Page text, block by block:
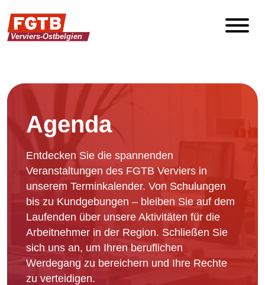
Agenda
Entdecken Sie die spannenden
Veranstaltungen des FGTB Verviers in
unserem Terminkalender. Von Schulungen
bis zu Kundgebungen – bleiben Sie auf dem
Laufenden über unsere Aktivitäten für die
Arbeitnehmer in der Region. Schließen Sie
sich uns an, um Ihren beruflichen
Werdegang zu bereichern und Ihre Rechte
zu verteidigen.